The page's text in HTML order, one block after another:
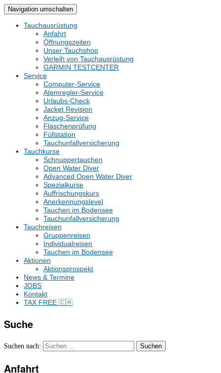
Navigation umschalten
Tauchausrüstung
Anfahrt
Öffnungszeiten
Unser Tauchshop
Verleih von Tauchausrüstung
GARMIN TESTCENTER
Service
Computer-Service
Atemregler-Service
Urlaubs-Check
Jacket Revision
Anzug-Service
Flaschenprüfung
Füllstation
Tauchunfallversicherung
Tauchkurse
Schnuppertauchen
Open Water Diver
Advanced Open Water Diver
Spezialkurse
Auffrischungskurs
Anerkennungslevel
Tauchen im Bodensee
Tauchunfallversicherung
Tauchreisen
Gruppenreisen
Individualreisen
Tauchen im Bodensee
Aktionen
Aktionsprospekt
News & Termine
JOBS
Kontakt
TAX FREE 🇨🇭
Suche
Suchen nach:
Anfahrt